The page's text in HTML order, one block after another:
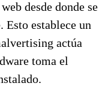
desde donde se
Esto establece un
actúa
toma el